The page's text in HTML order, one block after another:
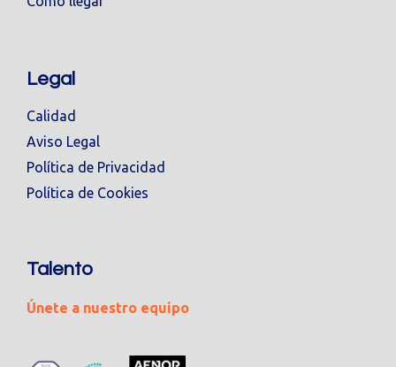
Legal
Calidad
Aviso Legal
Política de Privacidad
Política de Cookies
Talento
Únete a nuestro equipo